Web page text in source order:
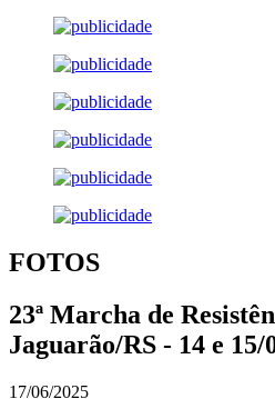
FOTOS
23ª Marcha de
Jaguarão/RS - 14 e 15/
17/06/2025